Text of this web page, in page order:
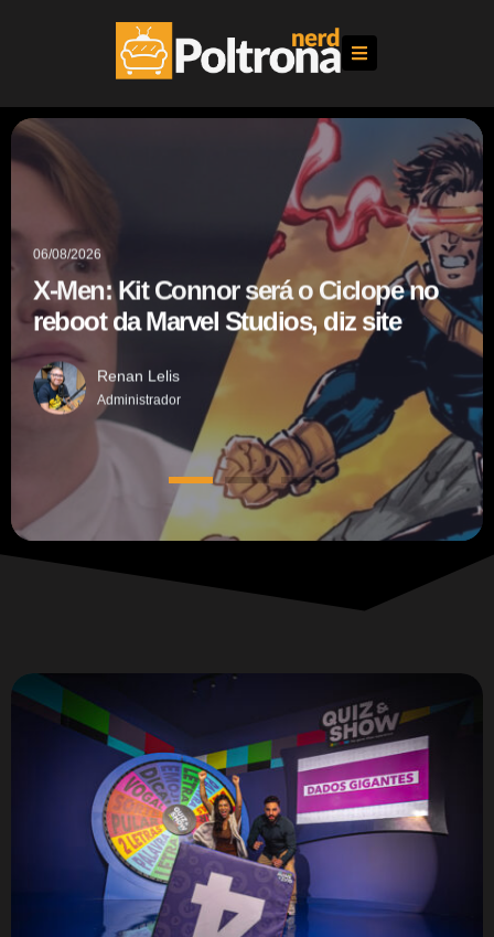
mais intensa na
nossas
será o Ciclope no
diz site
04/08/2026
Homem-Aranha: Um Novo Dia se
torna a maior estreia de todos os
tempos no Brasil
Renan Lelis
Administrador
Lioness retorna
3ª temporada;
primeiras impressões
X-Men: Kit Connor
reboot da Marvel